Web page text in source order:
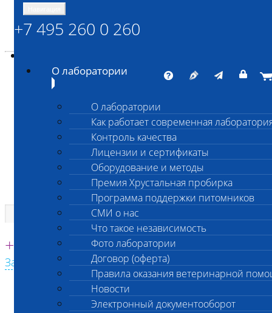
ШАНС БИО
Независимая ветеринарная лаборатория
Единая круглосуточная справочная
+7 495 260 0 260
Заказать звонок с сайта
+7 495 260 0 260
О лаборатории
О лаборатории
Как работает современная
Контроль качества
Лицензии и сертификаты
Оборудование и методы
Премия Хрустальная пробирка
Программа поддержки питомников
СМИ о нас
Что такое независимость
Фото лаборатории
Договор (оферта)
Правила оказания ветеринарной
Новости
Электронный документооборот
Главная страница
Анализы и цены
БИОХИМИЯ КРОВИ